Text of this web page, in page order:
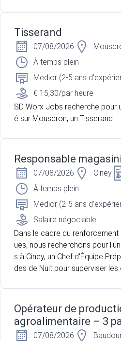
n industriel pour intervenir au
ellement en construction. Vous
re autonome sur base de plans
accompagné d'un aide-
des différentes installations.
Tisserand
07/08/2026
À temps plein
Medior (2-5 ans
€ 15,30/par heure
SD Worx Jobs recherche pour
é sur Mouscron, un Tisserand
Responsable
07/08/2026 Ciney
À temps plein
Medior (2-5 ans
Salaire négociable
Dans le cadre du
ues, nous recherchons pour
s à Ciney, un Chef d'Équipe
des de Nuit pour superviser
expédition. vous
n 5 préparateurs de
qualité des expéditions et le
Opérateur de
agroalimentaire – 3
07/08/2026